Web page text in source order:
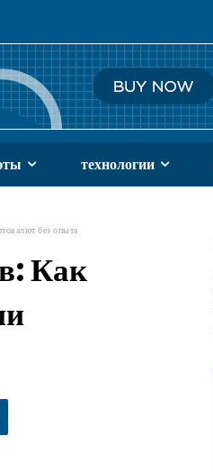
технологии
без опыта
Как